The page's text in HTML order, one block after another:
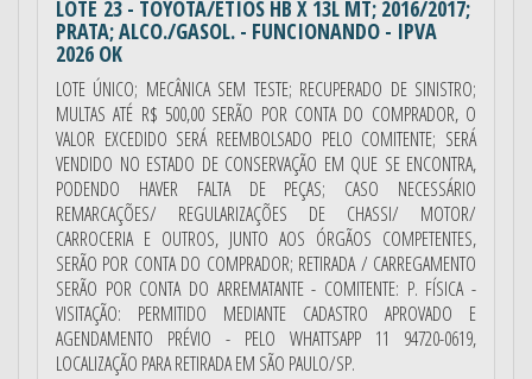
LOTE 23 - TOYOTA/ETIOS HB X 13L MT; 2016/2017;
PRATA; ALCO./GASOL. - FUNCIONANDO - IPVA
2026 OK
LOTE ÚNICO; MECÂNICA SEM TESTE; RECUPERADO DE SINISTRO;
MULTAS ATÉ R$ 500,00 SERÃO POR CONTA DO COMPRADOR, O
VALOR EXCEDIDO SERÁ REEMBOLSADO PELO COMITENTE; SERÁ
VENDIDO NO ESTADO DE CONSERVAÇÃO EM QUE SE ENCONTRA,
PODENDO HAVER FALTA DE PEÇAS; CASO NECESSÁRIO
REMARCAÇÕES/ REGULARIZAÇÕES DE CHASSI/ MOTOR/
CARROCERIA E OUTROS, JUNTO AOS ÓRGÃOS COMPETENTES,
SERÃO POR CONTA DO COMPRADOR; RETIRADA / CARREGAMENTO
SERÃO POR CONTA DO ARREMATANTE - COMITENTE: P. FÍSICA -
VISITAÇÃO: PERMITIDO MEDIANTE CADASTRO APROVADO E
AGENDAMENTO PRÉVIO - PELO WHATTSAPP 11 94720-0619,
LOCALIZAÇÃO PARA RETIRADA EM SÃO PAULO/SP.